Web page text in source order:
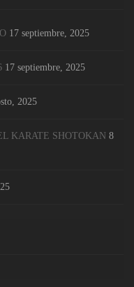
17 septiembre, 2025
17 septiembre, 2025
2025
KARATE SHOTOKAN 8